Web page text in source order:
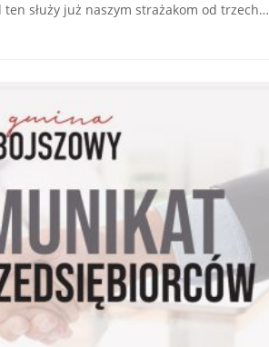
służy już naszym strażakom od trzech…